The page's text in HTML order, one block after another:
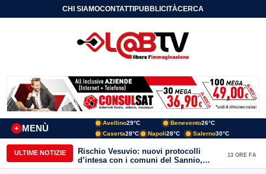
CHI SIAMOCONTATTIPUBBLICITÀCERCA
MENÙ
+
Avellino29°C Benevento26°C
Caserta28°C Napoli28°C Salerno30°C
ULTIME NOTIZIE
Rischio Vesuvio: nuovi protocolli
d’intesa con i comuni del Sannio,
firmato il protocollo con Arpaise
13 ORE FA